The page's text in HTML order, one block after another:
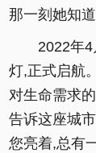
那一刻她知
2022年
灯,正式启航
对生命需求
告诉这座城
您亮着,总有